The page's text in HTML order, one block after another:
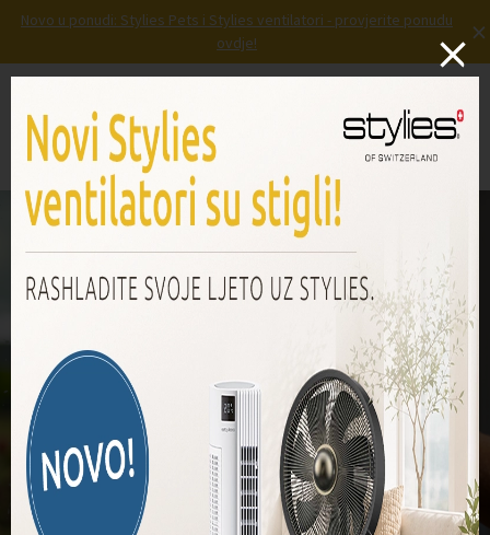
Novo u ponudi: Stylies Pets i Stylies ventilatori - provjerite ponudu
ovdje!
×
Prijava Košarica
mail